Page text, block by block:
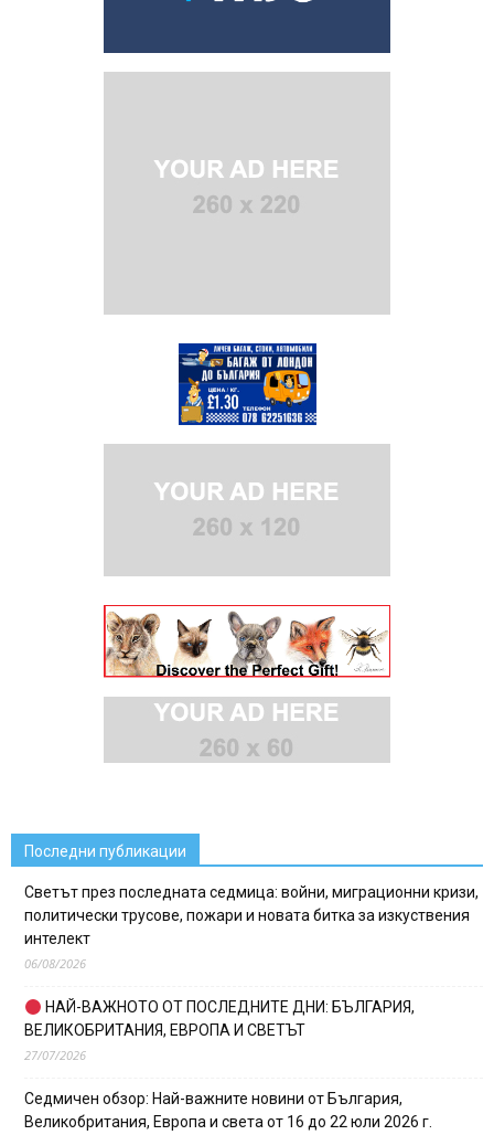
Последни публикации
Светът през последната седмица: войни, миграционни кризи,
политически трусове, пожари и новата битка за изкуствения
интелект
06/08/2026
НАЙ-ВАЖНОТО ОТ ПОСЛЕДНИТЕ ДНИ: БЪЛГАРИЯ,
ВЕЛИКОБРИТАНИЯ, ЕВРОПА И СВЕТЪТ
27/07/2026
Седмичен обзор: Най-важните новини от България,
Великобритания, Европа и света от 16 до 22 юли 2026 г.